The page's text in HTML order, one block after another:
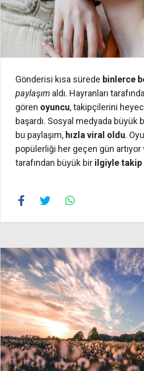
Gönderisi kısa sürede binlerce
paylaşım aldı. Hayranları
gören oyuncu, takipçilerini
başardı. Sosyal medyada büyük
bu paylaşım, hızla viral oldu.
popülerliği her geçen gün artıyor
tarafından büyük bir ilgiyle